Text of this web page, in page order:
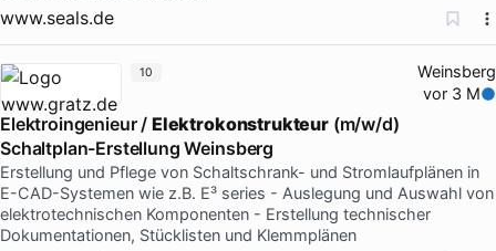
www.seals.de
Weinsberg
vor 3 M
Elektroingenieur / Elektrokonstrukteur(m/w/d)
Schaltplan-Erstellung Weinsberg
Erstellung und Pflege von Schaltschrank- und Stromlaufplänen in
E-CAD-Systemen wie z.B. E³ series - Auslegung und Auswahl von
elektrotechnischen Komponenten - Erstellung technischer
Dokumentationen, Stücklisten und Klemmplänen
10